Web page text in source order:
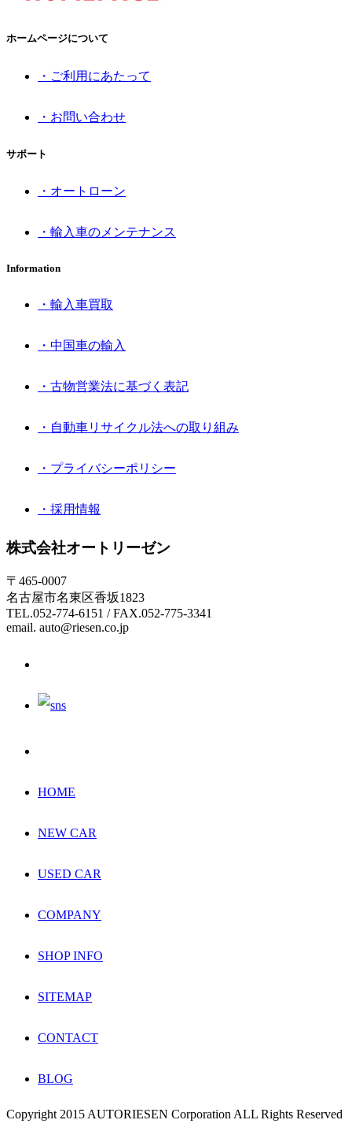
ホームページについて
・ご利用にあたって
・お問い合わせ
サポート
・オートローン
・輸入車のメンテナンス
Information
・輸入車買取
・中国車の輸入
・古物営業法に基づく表記
・自動車リサイクル法への取り組み
・プライバシーポリシー
・採用情報
株式会社オートリーゼン
〒465-0007
名古屋市名東区香坂1823
TEL.052-774-6151 / FAX.052-775-3341
email. auto@riesen.co.jp
HOME
NEW CAR
USED CAR
COMPANY
SHOP INFO
SITEMAP
CONTACT
BLOG
Copyright 2015 AUTORIESEN Corporation ALL Rights Reserved